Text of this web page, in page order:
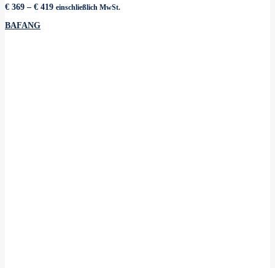
€ 369 – € 419Preisspanne:
einschließlich MwSt.
BAFANG